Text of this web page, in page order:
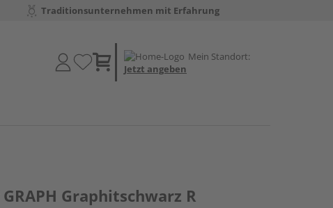
Traditionsunternehmen mit Erfahrung
Mein Standort:
Jetzt angeben
Graphitschwarz R